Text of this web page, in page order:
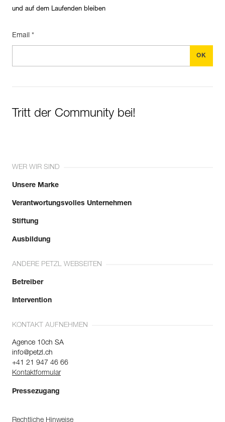
und auf dem Laufenden bleiben
Email *
Tritt der Community bei!
WER WIR SIND
Unsere Marke
Verantwortungsvolles Unternehmen
Stiftung
Ausbildung
ANDERE PETZL WEBSEITEN
Betreiber
Intervention
KONTAKT AUFNEHMEN
Agence 10ch SA
info@petzl.ch
+41 21 947 46 66
Kontaktformular
Pressezugang
Rechtliche Hinweise